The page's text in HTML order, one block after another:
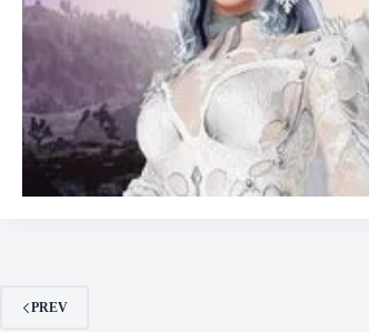
PREV